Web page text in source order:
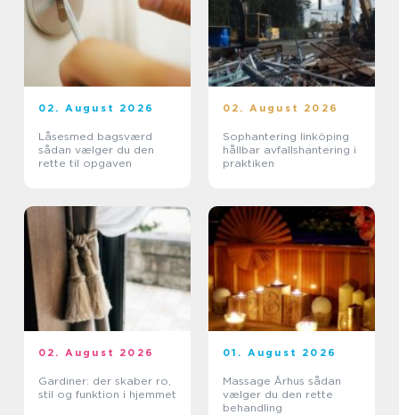
02. August 2026
Låsesmed bagsværd
sådan vælger du den
rette til opgaven
02. August 2026
Sophantering linköping
hållbar avfallshantering i
praktiken
02. August 2026
Gardiner: der skaber ro,
stil og funktion i hjemmet
01. August 2026
Massage Århus sådan
vælger du den rette
behandling